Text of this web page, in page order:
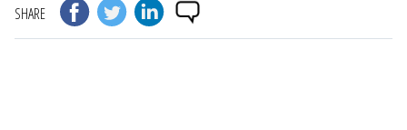
SHARE